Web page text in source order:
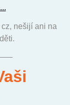
nešijí ani na